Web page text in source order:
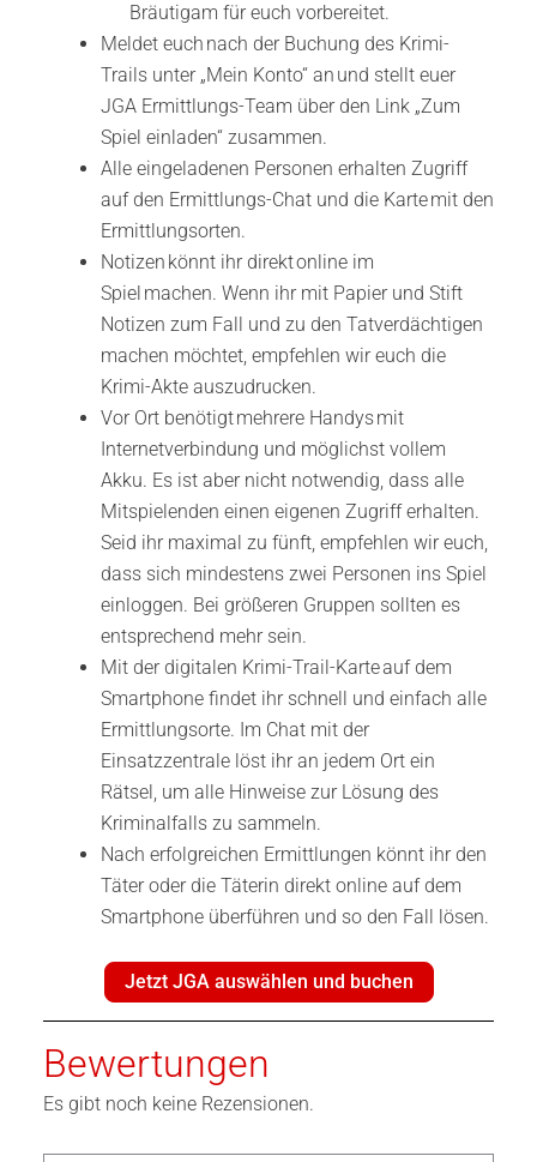
Bräutigam für euch vorbereitet.
Meldet euch nach der Buchung des Krimi-
Trails unter „Mein Konto“ an und stellt euer
JGA Ermittlungs-Team über den Link „Zum
Spiel einladen“ zusammen.
Alle eingeladenen Personen erhalten Zugriff
auf den Ermittlungs-Chat und die Karte mit den
Ermittlungsorten.
Notizen könnt ihr direkt online im
Spiel machen. Wenn ihr mit Papier und Stift
Notizen zum Fall und zu den Tatverdächtigen
machen möchtet, empfehlen wir euch die
Krimi-Akte auszudrucken.
Vor Ort benötigt mehrere Handys mit
Internetverbindung und möglichst vollem
Akku. Es ist aber nicht notwendig, dass alle
Mitspielenden einen eigenen Zugriff erhalten.
Seid ihr maximal zu fünft, empfehlen wir euch,
dass sich mindestens zwei Personen ins Spiel
einloggen. Bei größeren Gruppen sollten es
entsprechend mehr sein.
Mit der digitalen Krimi-Trail-Karte auf dem
Smartphone findet ihr schnell und einfach alle
Ermittlungsorte. Im Chat mit der
Einsatzzentrale löst ihr an jedem Ort ein
Rätsel, um alle Hinweise zur Lösung des
Kriminalfalls zu sammeln.
Nach erfolgreichen Ermittlungen könnt ihr den
Täter oder die Täterin direkt online auf dem
Smartphone überführen und so den Fall lösen.
Jetzt JGA auswählen und buchen
Bewertungen
Es gibt noch keine Rezensionen.